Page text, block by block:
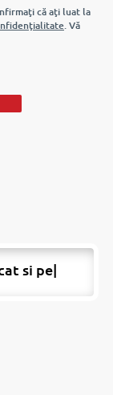
că aţi luat la
. Vă
si peste